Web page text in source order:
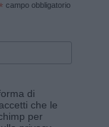
campo obbligatorio
di
che le
per